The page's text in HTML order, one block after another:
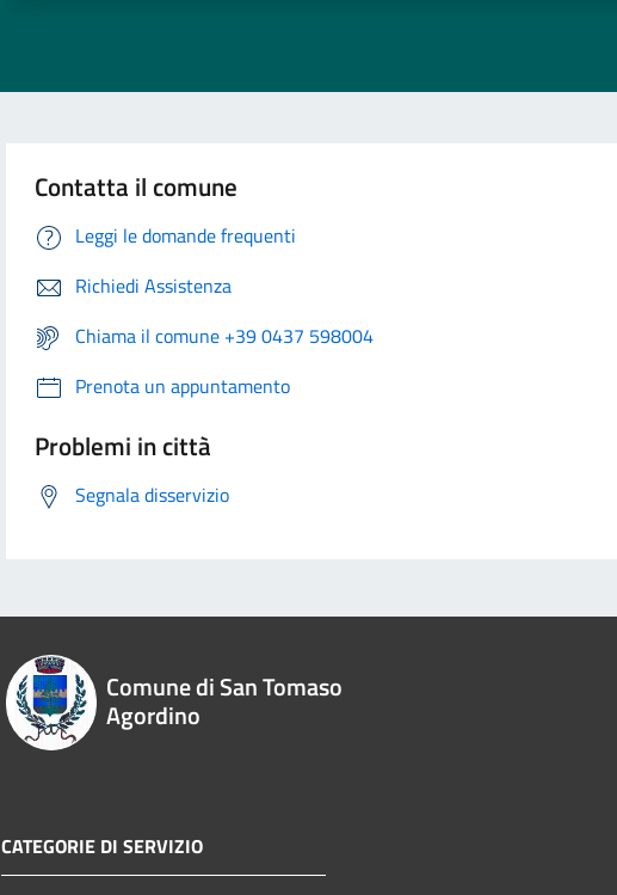
Contatta il comune
Leggi le domande frequenti
Richiedi Assistenza
Chiama il comune +39 0437 598004
Prenota un appuntamento
Problemi in città
Segnala disservizio
Comune di San Tomaso
Agordino
CATEGORIE DI SERVIZIO